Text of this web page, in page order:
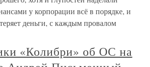
у корпорации всё в порядке, и
деньги, с каждым провалом
«Колибри» об ОС на